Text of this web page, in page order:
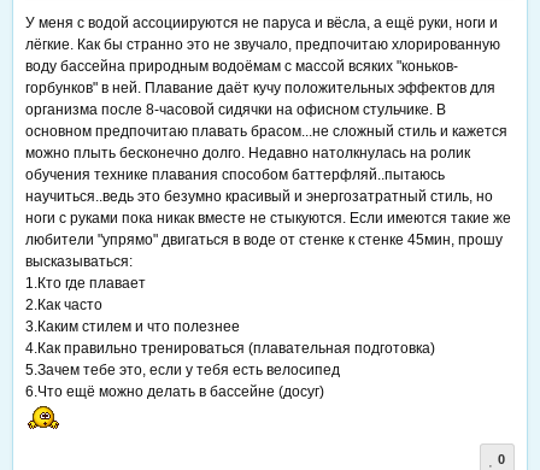
У меня с водой ассоциируются не паруса и вёсла, а ещё руки, ноги и
лёгкие. Как бы странно это не звучало, предпочитаю хлорированную
воду бассейна природным водоёмам с массой всяких "коньков-
горбунков" в ней. Плавание даёт кучу положительных эффектов для
организма после 8-часовой сидячки на офисном стульчике. В
основном предпочитаю плавать брасом...не сложный стиль и кажется
можно плыть бесконечно долго. Недавно натолкнулась на ролик
обучения технике плавания способом баттерфляй..пытаюсь
научиться..ведь это безумно красивый и энергозатратный стиль, но
ноги с руками пока никак вместе не стыкуются. Если имеются такие же
любители "упрямо" двигаться в воде от стенке к стенке 45мин, прошу
высказываться:
1.Кто где плавает
2.Как часто
3.Каким стилем и что полезнее
4.Как правильно тренироваться (плавательная подготовка)
5.Зачем тебе это, если у тебя есть велосипед
6.Что ещё можно делать в бассейне (досуг)
0